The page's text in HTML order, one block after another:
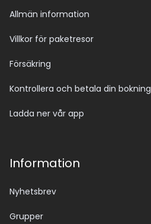
Allmän information
Villkor för paketresor
Försäkring
Kontrollera och betala din bokning
Ladda ner vår app
Information
Nyhetsbrev
Grupper